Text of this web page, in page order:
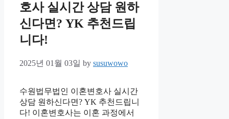
호사 실시간 상담 원하
신다면? YK 추천드립
니다!
2025년 01월 03일 by susuwowo
수원법무법인 이혼변호사 실시간
상담 원하신다면? YK 추천드립니
다! 이혼변호사는 이혼 과정에서